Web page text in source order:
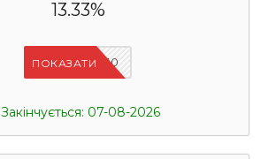
13.33%
UASC10
ПОКАЗАТИ
Закінчується: 07-08-2026